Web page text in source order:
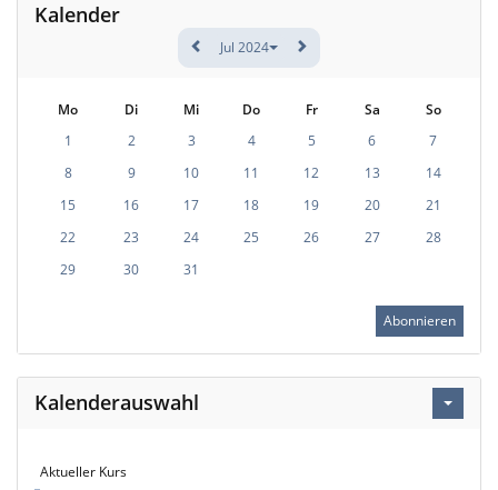
Kalender
Jul 2024
Mo Di Mi Do Fr Sa
So
1
2 3 4 5 6
7
8
9 10 11 12 13
14
15
16 17 18 19 20
21
22
23 24 25 26 27
28
29
30 31
Abonnieren
Kalenderauswahl
Aktueller Kurs